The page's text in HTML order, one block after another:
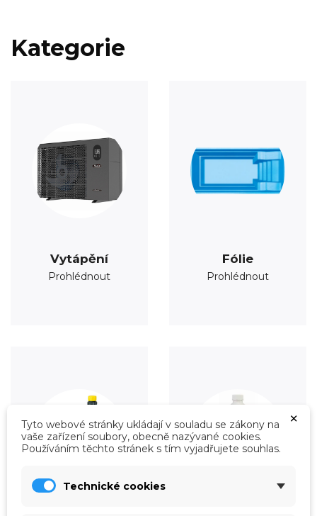
Kategorie
Vytápění
Prohlédnout
Fólie
Prohlédnout
×
Tyto webové stránky ukládají v souladu se zákony na
vaše zařízení soubory, obecně nazývané cookies.
Používáním těchto stránek s tím vyjadřujete souhlas.
Technické cookies